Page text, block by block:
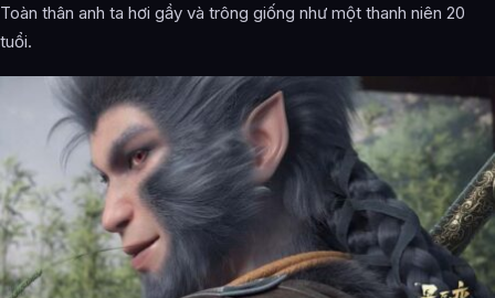
Toàn thân anh ta hơi gầy và trông giống như một thanh niên 20
tuổi.